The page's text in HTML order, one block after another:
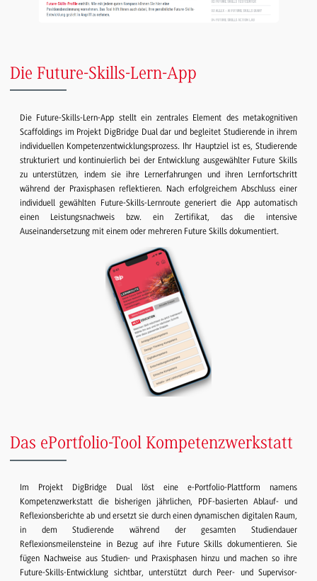
Die Future-Skills-Lern-App
Die Future-Skills-Lern-App stellt ein zentrales Element des metakognitiven
Scaffoldings im Projekt DigBridge Dual dar und begleitet Studierende in ihrem
individuellen Kompetenzentwicklungsprozess. Ihr Hauptziel ist es, Studierende
strukturiert und kontinuierlich bei der Entwicklung ausgewählter Future Skills
zu unterstützen, indem sie ihre Lernerfahrungen und ihren Lernfortschritt
während der Praxisphasen reflektieren. Nach erfolgreichem Abschluss einer
individuell gewählten Future-Skills-Lernroute generiert die App automatisch
einen Leistungsnachweis bzw. ein Zertifikat, das die intensive
Auseinandersetzung mit einem oder mehreren Future Skills dokumentiert.
Das ePortfolio-Tool Kompetenzwerkstatt
Im Projekt DigBridge Dual löst eine e-Portfolio-Plattform namens
Kompetenzwerkstatt die bisherigen jährlichen, PDF-basierten Ablauf- und
Reflexionsberichte ab und ersetzt sie durch einen dynamischen digitalen Raum,
in dem Studierende während der gesamten Studiendauer
Reflexionsmeilensteine in Bezug auf ihre Future Skills dokumentieren. Sie
fügen Nachweise aus Studien- und Praxisphasen hinzu und machen so ihre
Future-Skills-Entwicklung sichtbar, unterstützt durch Peer- und Supervisor-